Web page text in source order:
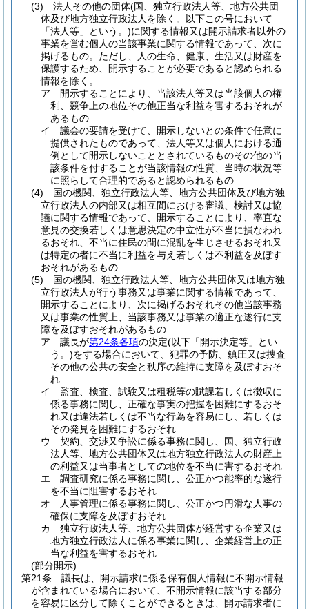
(3)
法人その他の団体(国、独立行政法人等、地方公共団
体及び地方独立行政法人を除く。以下この号において
「法人等」という。)に関する情報又は開示請求者以外の
事業を営む個人の当該事業に関する情報であって、次に
掲げるもの。 ただし、人の生命、健康、生活又は財産を
保護するため、開示することが必要であると認められる
情報を除く。
ア
開示することにより、当該法人等又は当該個人の権
利、競争上の地位その他正当な利益を害するおそれが
あるもの
イ
議会の要請を受けて、開示しないとの条件で任意に
提供されたものであって、法人等又は個人における通
例として開示しないこととされているものその他の当
該条件を付することが当該情報の性質、当時の状況等
に照らして合理的であると認められるもの
(4)
国の機関、独立行政法人等、地方公共団体及び地方独
立行政法人の内部又は相互間における審議、検討又は協
議に関する情報であって、開示することにより、率直な
意見の交換若しくは意思決定の中立性が不当に損なわれ
るおそれ、不当に住民の間に混乱を生じさせるおそれ又
は特定の者に不当に利益を与え若しくは不利益を及ぼす
おそれがあるもの
(5)
国の機関、独立行政法人等、地方公共団体又は地方独
立行政法人が行う事務又は事業に関する情報であって、
開示することにより、次に掲げるおそれその他当該事務
又は事業の性質上、当該事務又は事業の適正な遂行に支
障を及ぼすおそれがあるもの
ア
議長が第24条各項の決定(以下「開示決定等」とい
う。)をする場合において、犯罪の予防、鎮圧又は捜査
その他の公共の安全と秩序の維持に支障を及ぼすおそ
れ
イ
監査、検査、試験又は租税等の賦課若しくは徴収に
係る事務に関し、正確な事実の把握を困難にするおそ
れ又は違法若しくは不当な行為を容易にし、若しくは
その発見を困難にするおそれ
ウ
契約、交渉又争訟に係る事務に関し、国、独立行政
法人等、地方公共団体又は地方独立行政法人の財産上
の利益又は当事者としての地位を不当に害するおそれ
エ
調査研究に係る事務に関し、公正かつ能率的な遂行
を不当に阻害するおそれ
オ
人事管理に係る事務に関し、公正かつ円滑な人事の
確保に支障を及ぼすおそれ
カ
独立行政法人等、地方公共団体が経営する企業又は
地方独立行政法人に係る事業に関し、企業経営上の正
当な利益を害するおそれ
(部分開示)
第21条
議長は、開示請求に係る保有個人情報に不開示情報
が含まれている場合において、不開示情報に該当する部分
を容易に区分して除くことができるときは、開示請求者に